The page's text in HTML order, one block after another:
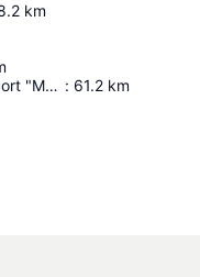
km
Thessaloniki International Airport "Macedonia" : 61.2 km